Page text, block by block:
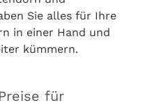
Sie alles für Ihre
in einer Hand und
kümmern.
für